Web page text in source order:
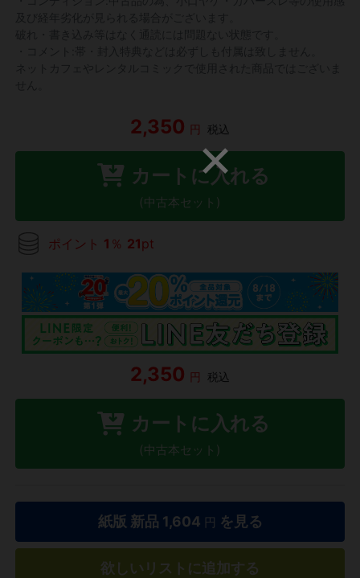
2,350 円 税込
カートに入れる
(中古本セット)
ポイント 1 ％ 21pt
2,350 円 税込
カートに入れる
(中古本セット)
紙版 新品 1,604 円 を見る
欲しいリストに追加する